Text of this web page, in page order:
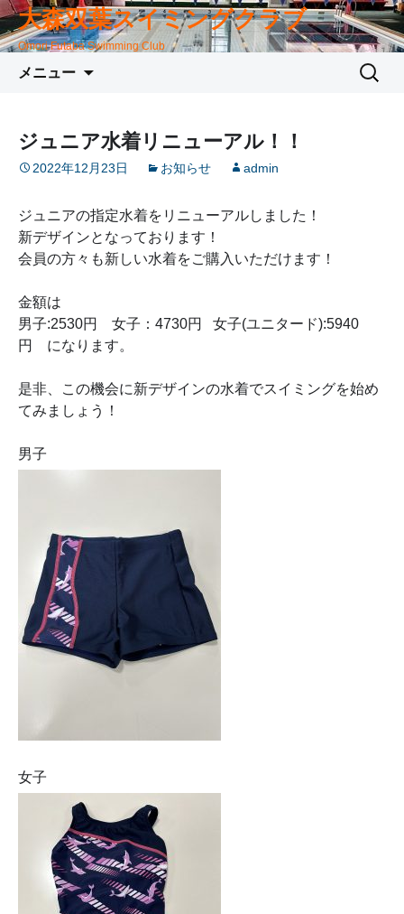
大森双葉スイミングクラブ
Omori Futaba Swimming Club
メニュー
ツ
へ
動
検
ジュニア水着リニューアル！！
2022年12月23日 お知らせ admin
ジュニアの指定水着をリニューアルしました！
新デザインとなっております！
会員の方々も新しい水着をご購入いただけます！
金額は
男子:2530円 女子：4730円 女子(ユニタード):5940
円 になります。
是非、この機会に新デザインの水着でスイミングを始め
てみましょう！
男子
女子